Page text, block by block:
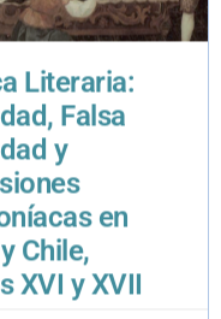
Literaria:
Falsa
y
en
Chile,
XVI y XVII
de 2012